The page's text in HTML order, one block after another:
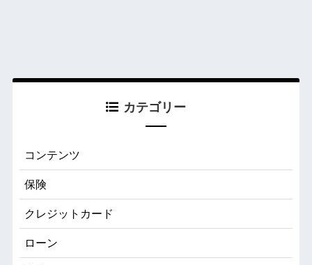
カテゴリー
コンテンツ
保険
クレジットカード
ローン